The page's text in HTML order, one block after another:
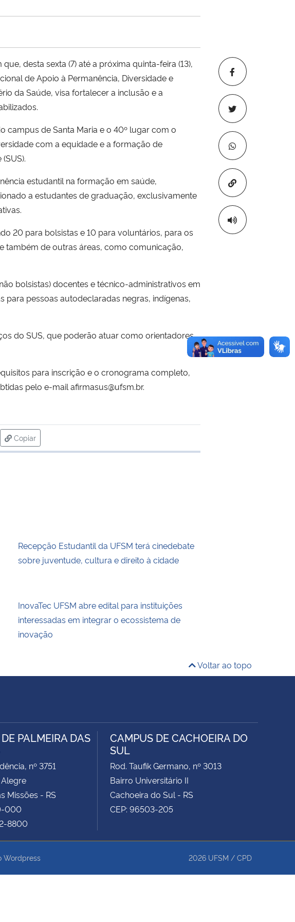
Copiar para
desta sexta (7) até a próxima quinta-feira (13),
de Apoio à Permanência, Diversidade e
da Saúde, visa fortalecer a inclusão e a
campus de Santa Maria e o 40º lugar com o
com a equidade e a formação de
estudantil na formação em saúde,
a estudantes de graduação, exclusivamente
20 para bolsistas e 10 para voluntários, para os
também de outras áreas, como comunicação,
bolsistas) docentes e técnico-administrativos em
para pessoas autodeclaradas negras, indígenas,
do SUS, que poderão atuar como orientadores
para inscrição e o cronograma completo,
pelo e-mail afirmasus@ufsm.br.
Copiar
para área de transferência
Recepção Estudantil da UFSM terá cinedebate
sobre juventude, cultura e direito à cidade
InovaTec UFSM abre edital para instituições
interessadas em integrar o ecossistema de
inovação
Voltar ao topo
PALMEIRA DAS
nº 3751
Missões - RS
000
8800
CAMPUS DE CACHOEIRA DO
SUL
Rod. Taufik Germano, nº 3013
Bairro Universitário II
Cachoeira do Sul - RS
CEP: 96503-205
Wordpress 2026 UFSM / CPD